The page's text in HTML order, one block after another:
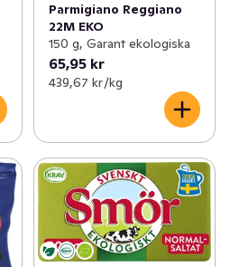
Parmigiano Reggiano
22M EKO
150 g, Garant ekologiska
65,95 kr
439,67 kr /kg